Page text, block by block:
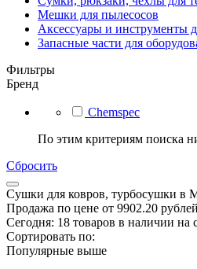
Мешки для пылесосов
Аксессуары и инструменты
Запасные части для
Фильтры
Бренд
Сhemspec
По этим критериям поиска
Сбросить
Сушки для ковров, турбосушки в
Продажа по цене от 9902.20
Сегодня: 18 товаров в наличии на
Сортировать по:
Популярные выше